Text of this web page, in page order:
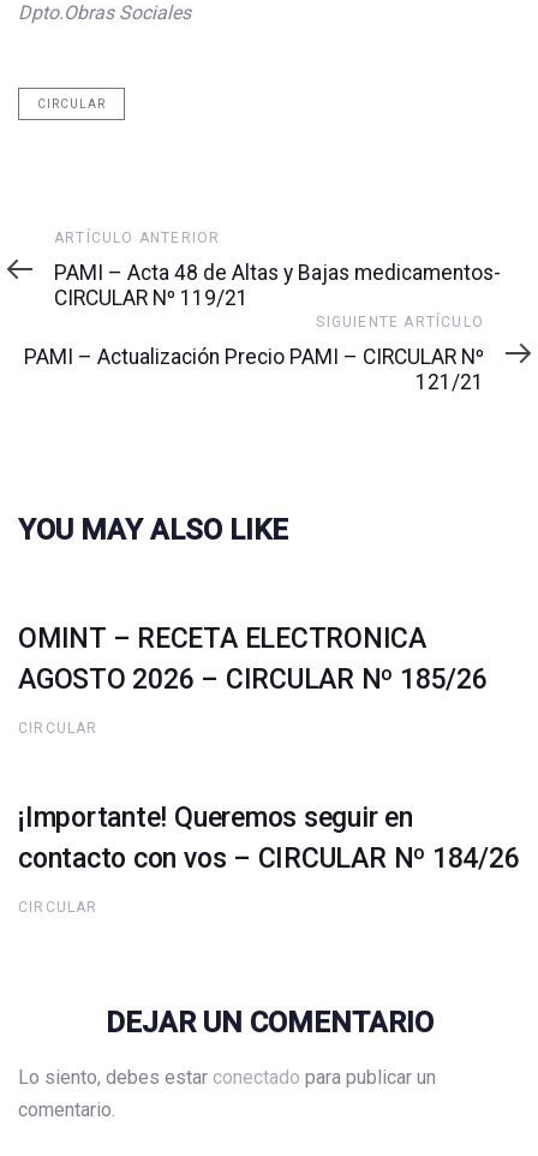
Dpto.Obras Sociales
CIRCULAR
Artículo
anterior
ARTÍCULO ANTERIOR
PAMI – Acta 48 de Altas y Bajas medicamentos-
CIRCULAR Nº 119/21
artículo
SIGUIENTE ARTÍCULO
PAMI – Actualización Precio PAMI – CIRCULAR Nº
121/21
YOU MAY ALSO LIKE
OMINT – RECETA ELECTRONICA
AGOSTO 2026 – CIRCULAR Nº 185/26
CIRCULAR
¡Importante! Queremos seguir en
contacto con vos – CIRCULAR Nº 184/26
CIRCULAR
DEJAR UN COMENTARIO
Lo siento, debes estar conectado para publicar un
comentario.